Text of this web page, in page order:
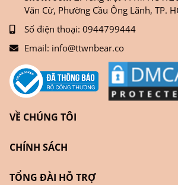
Văn Cừ, Phường Cầu Ông Lãnh, TP.
Số điện thoại: 0944799444
Email: info@ttwnbear.co
VỀ CHÚNG TÔI
CHÍNH SÁCH
TỔNG ĐÀI HỖ TRỢ